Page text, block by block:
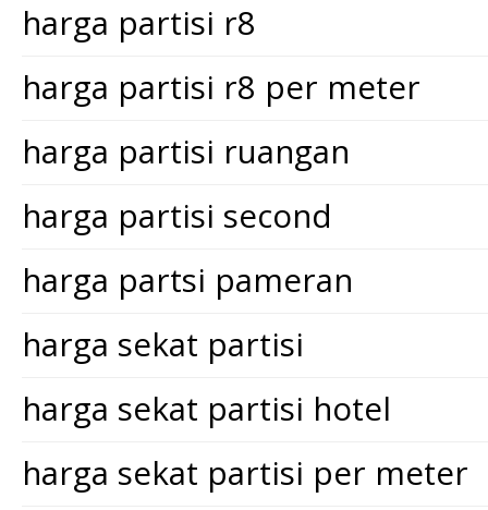
harga partisi r8
harga partisi r8 per meter
harga partisi ruangan
harga partisi second
harga partsi pameran
harga sekat partisi
harga sekat partisi hotel
harga sekat partisi per meter